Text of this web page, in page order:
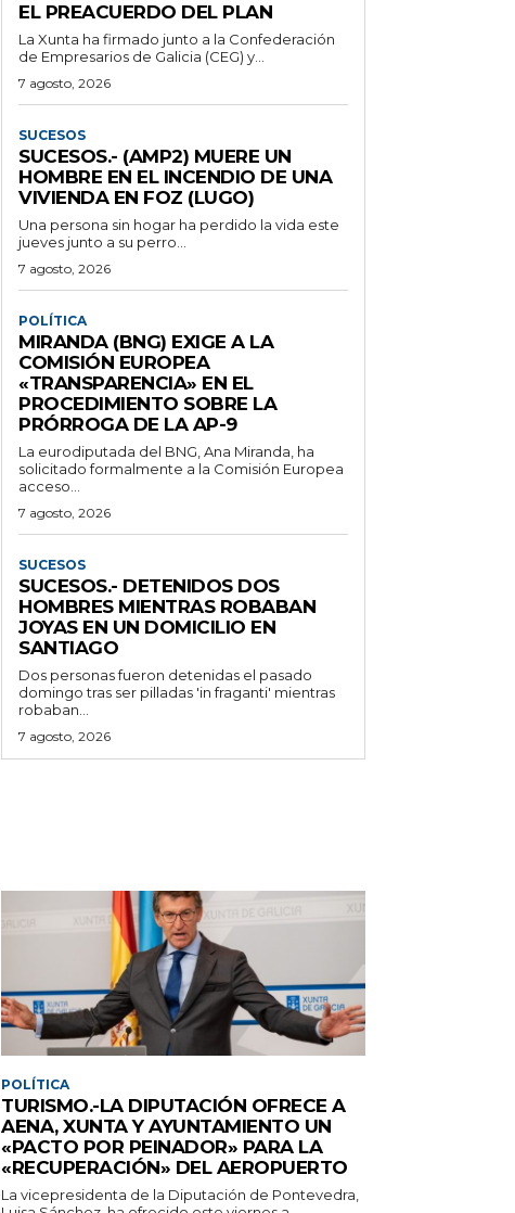
EL PREACUERDO DEL PLAN
La Xunta ha firmado junto a la Confederación
de Empresarios de Galicia (CEG) y...
7 agosto, 2026
SUCESOS
SUCESOS.- (AMP2) MUERE UN
HOMBRE EN EL INCENDIO DE UNA
VIVIENDA EN FOZ (LUGO)
Una persona sin hogar ha perdido la vida este
jueves junto a su perro...
7 agosto, 2026
POLÍTICA
MIRANDA (BNG) EXIGE A LA
COMISIÓN EUROPEA
«TRANSPARENCIA» EN EL
PROCEDIMIENTO SOBRE LA
PRÓRROGA DE LA AP-9
La eurodiputada del BNG, Ana Miranda, ha
solicitado formalmente a la Comisión Europea
acceso...
7 agosto, 2026
SUCESOS
SUCESOS.- DETENIDOS DOS
HOMBRES MIENTRAS ROBABAN
JOYAS EN UN DOMICILIO EN
SANTIAGO
Dos personas fueron detenidas el pasado
domingo tras ser pilladas 'in fraganti' mientras
robaban...
7 agosto, 2026
POLÍTICA
TURISMO.-LA DIPUTACIÓN OFRECE A
AENA, XUNTA Y AYUNTAMIENTO UN
«PACTO POR PEINADOR» PARA LA
«RECUPERACIÓN» DEL AEROPUERTO
La vicepresidenta de la Diputación de Pontevedra,